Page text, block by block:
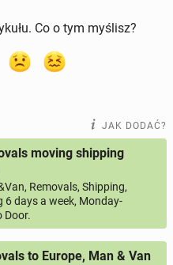
Co o tym myślisz?
JAK DODAĆ?
moving shipping
Removals, Shipping,
6 days a week, Monday-
Door.
to Europe, Man & Van